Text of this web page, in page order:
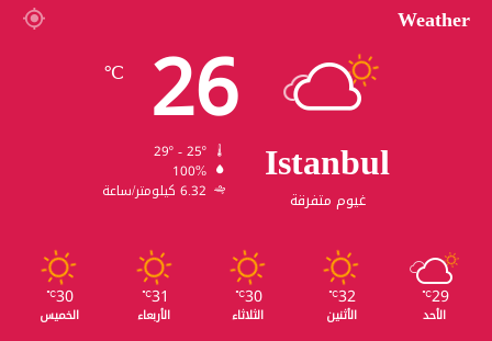
Weather
Istanbul
غيوم متفرقة
26
℃
100%
6.32 كيلومتر/ساعة
29
℃
الأحد
32
℃
الأثنين
30
℃
الثلاثاء
31
℃
الأربعاء
30
℃
الخميس